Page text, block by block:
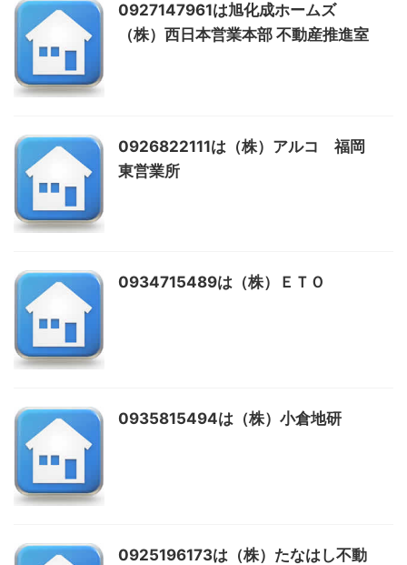
0927147961は旭化成ホームズ
（株）西日本営業本部 不動産推進室
0926822111は（株）アルコ 福岡
東営業所
0934715489は（株）ＥＴＯ
0935815494は（株）小倉地研
0925196173は（株）たなはし不動